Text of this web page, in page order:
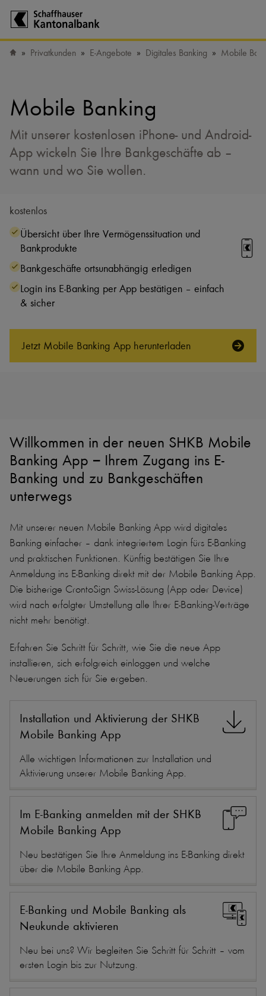
Privatkunden E-Angebote Digitales Banking Mobile
Mobile Banking
Mit unserer kostenlosen iPhone- und Android-
App wickeln Sie Ihre Bankgeschäfte ab –
wann und wo Sie wollen.
kostenlos
Übersicht über Ihre Vermögenssituation und
Bankprodukte
Bankgeschäfte ortsunabhängig erledigen
Login ins E-Banking per App bestätigen – einfach
& sicher
Jetzt Mobile Banking App herunterladen
Willkommen in der neuen SHKB Mobile
Banking App − Ihrem Zugang ins E-
Banking und zu Bankgeschäften
unterwegs
Mit unserer neuen Mobile Banking App wird digitales
Banking einfacher – dank integriertem Login fürs E-Banking
und praktischen Funktionen. Künftig bestätigen Sie Ihre
Anmeldung ins E-Banking direkt mit der Mobile Banking App.
Die bisherige CrontoSign Swiss-Lösung (App oder Device)
wird nach erfolgter Umstellung alle Ihrer E-Banking-Verträge
nicht mehr benötigt.
Erfahren Sie Schritt für Schritt, wie Sie die neue App
installieren, sich erfolgreich einloggen und welche
Neuerungen sich für Sie ergeben.
Installation und Aktivierung der SHKB
Mobile Banking App
Alle wichtigen Informationen zur Installation und
Aktivierung unserer Mobile Banking App.
Im E-Banking anmelden mit der SHKB
Mobile Banking App
Neu bestätigen Sie Ihre Anmeldung ins E-Banking direkt
über die Mobile Banking App.
E-Banking und Mobile Banking als
Neukunde aktivieren
Neu bei uns? Wir begleiten Sie Schritt für Schritt – vom
ersten Login bis zur Nutzung.